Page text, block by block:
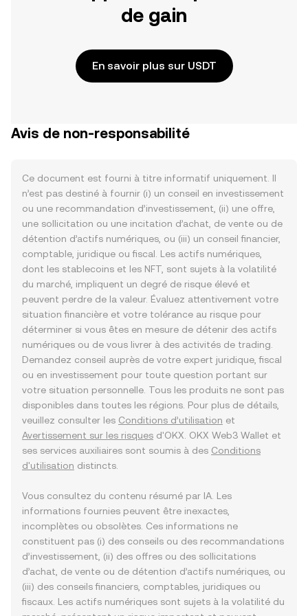
de gain
En savoir plus sur USDT
Avis de non-responsabilité
Ce document est fourni à titre informatif uniquement. Il
n’est pas destiné à fournir (i) un conseil en investissement
ou une recommandation d’investissement, (ii) une offre,
une sollicitation ou une incitation d’achat, de vente ou de
détention d’actifs numériques, ou (iii) un conseil financier,
comptable, juridique ou fiscal. Les actifs numériques,
dont les stablecoins et les NFT, sont sujets à la volatilité
du marché, impliquent un degré de risque élevé et
peuvent perdre de la valeur. Évaluez attentivement votre
situation financière et votre tolérance au risque pour
déterminer si vous êtes en mesure de détenir des actifs
numériques ou de vous livrer à des activités de trading.
Demandez conseil auprès de votre expert juridique, fiscal
ou en investissement pour toute question portant sur
votre situation personnelle. Tous les produits ne sont pas
disponibles dans toutes les régions. Pour plus de détails,
veuillez consulter les Conditions d’utilisation et
Avertissement sur les risques d'OKX. OKX Web3 Wallet et
ses services auxiliaires sont soumis à des Conditions
d'utilisation distincts.
Vous consultez du contenu résumé par IA. Les
informations fournies peuvent être inexactes,
incomplètes ou obsolètes. Ces informations ne
constituent pas (i) des conseils ou des recommandations
d’investissement, (ii) des offres ou des sollicitations
d’achat, de vente ou de détention d’actifs numériques, ou
(iii) des conseils financiers, comptables, juridiques ou
fiscaux. Les actifs numériques sont sujets à la volatilité du